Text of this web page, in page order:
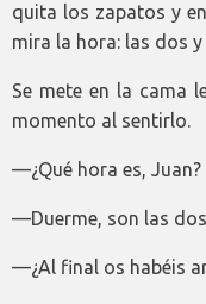
quita los zapatos y
mira la hora: las dos y
Se mete en la cama
momento al sentirlo.
—¿Qué hora es, Juan?
—Duerme, son las
—¿Al final os habéis